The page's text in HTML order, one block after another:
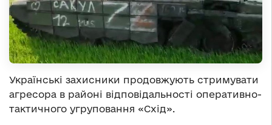
Українські захисники продовжують стримувати
агресора в районі відповідальності оперативно-
тактичного угруповання «Схід».